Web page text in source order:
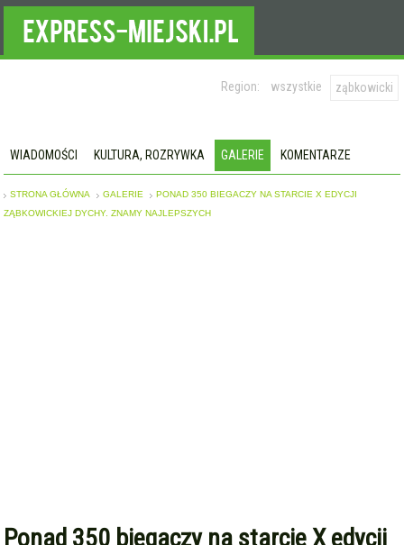
Region: wszystkie ząbkowicki
WIADOMOŚCI KULTURA, ROZRYWKA GALERIE KOMENTARZE
STRONA GŁÓWNA GALERIE
PONAD 350 BIEGACZY NA STARCIE X EDYCJI
ZĄBKOWICKIEJ DYCHY. ZNAMY NAJLEPSZYCH
Ponad 350 biegaczy na starcie X edycji